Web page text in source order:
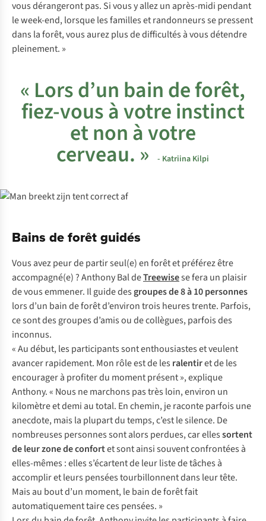
vous dérangeront pas. Si vous y allez un après-midi pendant
le week-end, lorsque les familles et randonneurs se pressent
dans la forêt, vous aurez plus de difficultés à vous détendre
pleinement. »
« Lors d’un bain de forêt,
fiez-vous à votre instinct
et non à votre
cerveau. »- Katriina Kilpi
Bains de forêt guidés
Vous avez peur de partir seul(e) en forêt et préférez être
accompagné(e) ? Anthony Bal deTreewisese fera un plaisir
de vous emmener. Il guide des groupes de 8 à 10 personnes
lors d’un bain de forêt d’environ trois heures trente. Parfois,
ce sont des groupes d’amis ou de collègues, parfois des
inconnus.
« Au début, les participants sont enthousiastes et veulent
avancer rapidement. Mon rôle est de les ralentiret de les
encourager à profiter du moment présent », explique
Anthony. « Nous ne marchons pas très loin, environ un
kilomètre et demi au total. En chemin, je raconte parfois une
anecdote, mais la plupart du temps, c’est le silence. De
nombreuses personnes sont alors perdues, car ellessortent
de leur zone de confortet sont ainsi souvent confrontées à
elles-mêmes : elles s’écartent de leur liste de tâches à
accomplir et leurs pensées tourbillonnent dans leur tête.
Mais au bout d’un moment, le bain de forêt fait
automatiquement taire ces pensées. »